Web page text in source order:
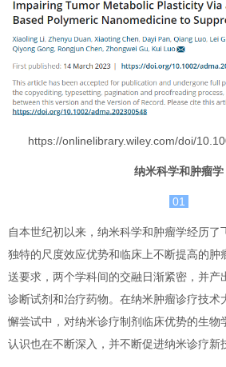
https://onlinelibrary.wiley.com/doi/
纳米科学和肿瘤学
01
自本世纪初以来，纳米科学和肿瘤学经历了
独特的尺度效应优势和临床上不断提高的肿
送要求，两个学科间的交融日渐紧密，并产
诊断试剂和治疗药物。在纳米肿瘤诊疗技术
懈尝试中，对纳米诊疗制剂临床优势的生物
认识也在不断深入，并不断促进纳米诊疗新